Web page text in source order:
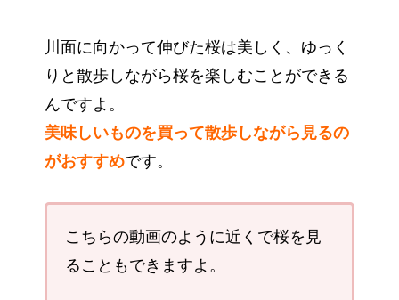
川面に向かって伸びた桜は美しく、ゆっく
りと散歩しながら桜を楽しむことができる
んですよ。
美味しいものを買って散歩しながら見るの
がおすすめです。
こちらの動画のように近くで桜を見
ることもできますよ。